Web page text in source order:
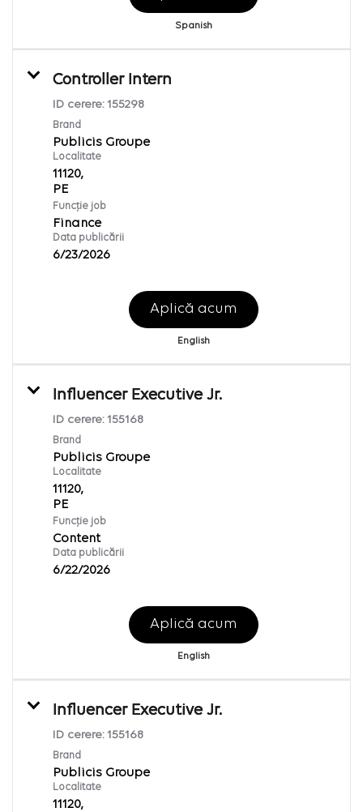
Spanish
Controller Intern
ID cerere: 155298
Brand
Publicis Groupe
Localitate
11120,
Funcție job
Finance
Data publicării
6/23/2026
Aplică acum
English
Influencer Executive Jr.
ID cerere: 155168
Brand
Publicis Groupe
Localitate
11120,
Funcție job
Content
Data publicării
6/22/2026
Aplică acum
English
Influencer Executive Jr.
ID cerere: 155168
Brand
Publicis Groupe
Localitate
11120,